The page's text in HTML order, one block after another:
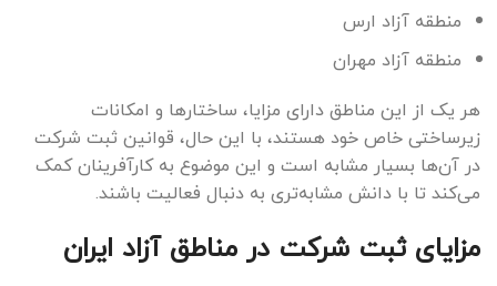
منطقه آزاد ارس
منطقه آزاد مهران
هر یک از این مناطق دارای مزایا، ساختارها و امکانات
زیرساختی خاص خود هستند، با این حال، قوانین ثبت شرکت
در آن‌ها بسیار مشابه است و این موضوع به کارآفرینان کمک
می‌کند تا با دانش مشابه‌تری به دنبال فعالیت باشند.
مزایای ثبت شرکت در مناطق آزاد ایران